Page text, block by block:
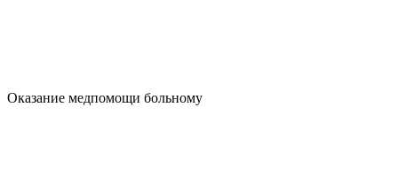
Оказание медпомощи больному